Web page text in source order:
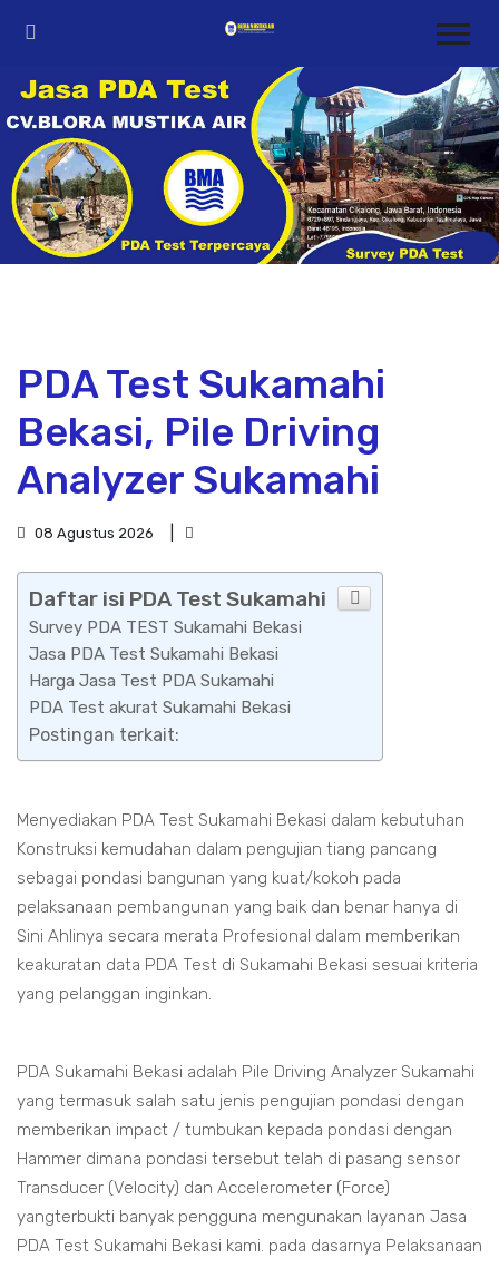
PDA Test Sukamahi
Bekasi, Pile Driving
Analyzer Sukamahi
08 Agustus 2026
Daftar isi PDA Test Sukamahi
Survey PDA TEST Sukamahi Bekasi
Jasa PDA Test Sukamahi Bekasi
Harga Jasa Test PDA Sukamahi
PDA Test akurat Sukamahi Bekasi
Postingan terkait:
Menyediakan PDA Test Sukamahi Bekasi dalam kebutuhan
Konstruksi kemudahan dalam pengujian tiang pancang
sebagai pondasi bangunan yang kuat/kokoh pada
pelaksanaan pembangunan yang baik dan benar hanya di
Sini Ahlinya secara merata Profesional dalam memberikan
keakuratan data PDA Test di Sukamahi Bekasi sesuai kriteria
yang pelanggan inginkan.
PDA Sukamahi Bekasi adalah Pile Driving Analyzer Sukamahi
yang termasuk salah satu jenis pengujian pondasi dengan
memberikan impact / tumbukan kepada pondasi dengan
Hammer dimana pondasi tersebut telah di pasang sensor
Transducer (Velocity) dan Accelerometer (Force)
yangterbukti banyak pengguna mengunakan layanan Jasa
PDA Test Sukamahi Bekasi kami. pada dasarnya Pelaksanaan